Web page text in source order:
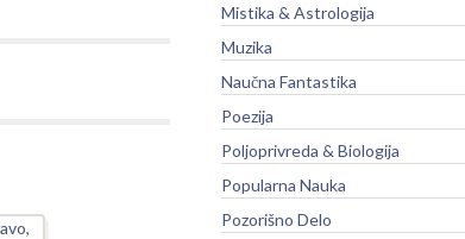
Mistika & Astrologija
Muzika
Naučna Fantastika
Poezija
Poljoprivreda & Biologija
Popularna Nauka
Pozorišno Delo